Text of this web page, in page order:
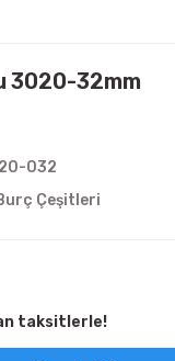
3020-32mm
032
Çeşitleri
taksitlerle!